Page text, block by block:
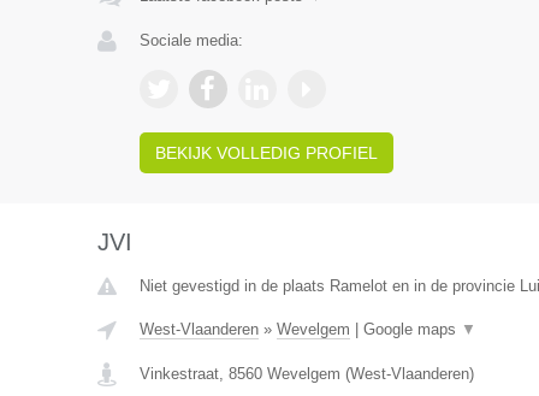
Sociale media:
BEKIJK VOLLEDIG PROFIEL
JVI
Niet gevestigd in de plaats Ramelot en in de provincie
West-Vlaanderen» Wevelgem Google maps ▼
Vinkestraat, 8560 Wevelgem (West-Vlaanderen)